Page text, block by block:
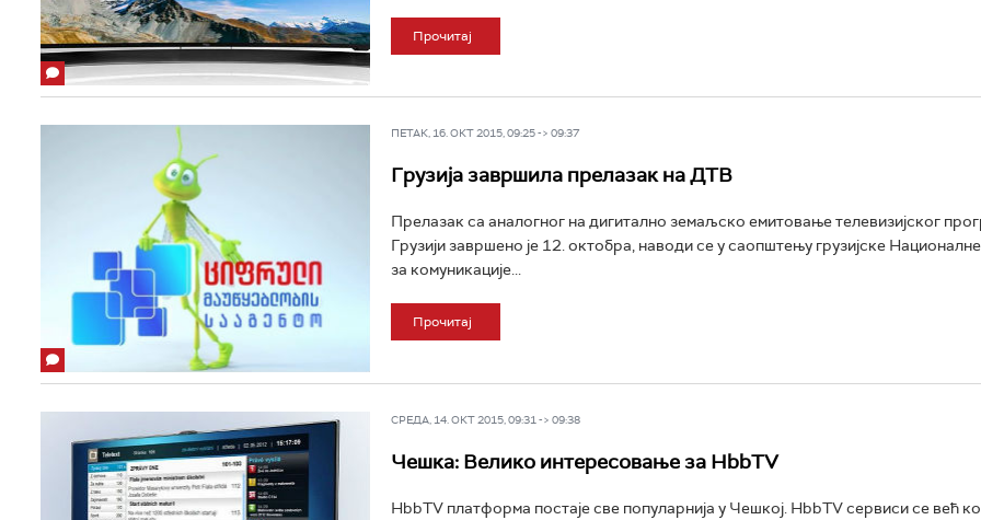
Прочитај
ПЕТАК, 16. ОКТ 2015, 09:25 -> 09:37
Грузија завршила прелазак на ДТВ
Прелазак са аналогног на дигитално земаљско емитовање телевизијског
Грузији завршено је 12. октобра, наводи се у саопштењу грузијске
за комуникације...
Прочитај
СРЕДА, 14. ОКТ 2015, 09:31 -> 09:38
Чешка: Велико интересовање за HbbTV
HbbTV платформа постаје све популарнија у Чешкој. HbbTV сервиси се већ